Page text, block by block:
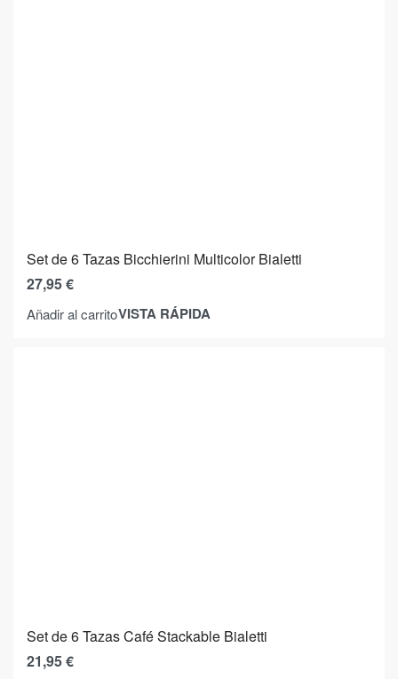
Set de 6 Tazas Bicchierini Multicolor Bialetti
27,95€
Añadir al carritoVISTA RÁPIDA
Set de 6 Tazas Café Stackable Bialetti
21,95€